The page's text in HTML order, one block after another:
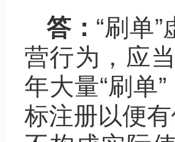
答： “刷单
营行为，应
年大量“刷单
标注册以便